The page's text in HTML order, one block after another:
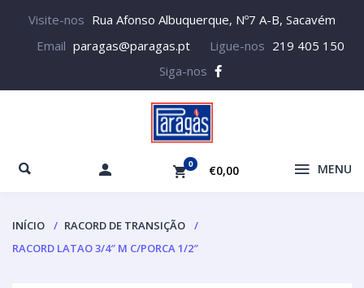
Visite-nos Rua Afonso Albuquerque, Nº7 A-B, Sacavém
Email paragas@paragas.pt Ligue-nos 219 405 150
Siga-nos
0 €0,00 MENU
INÍCIO
RACORD DE TRANSIÇÃO
RACORD LATAO 3/4″ M C/PORCA 1/2″